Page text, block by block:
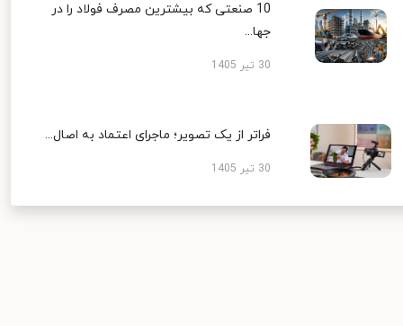
10 صنعتی که بیشترین مصرف فولاد را در
جها...
30 تیر 1405
فراتر از یک تصویر؛ ماجرای اعتماد به اصال...
30 تیر 1405